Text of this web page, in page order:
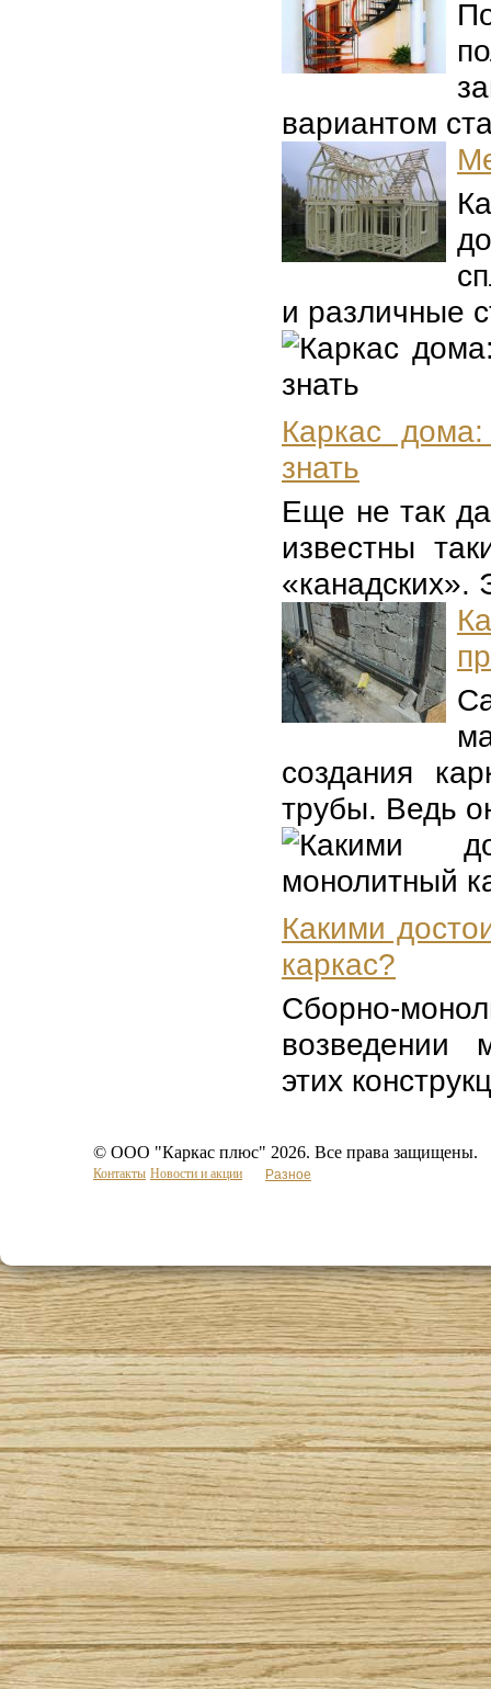
вариантом
и различные
Каркас
знать
Еще не так
известны
«канадских».
создания
трубы. Ведь
Какими
каркас?
Сборно-
возведении
этих
© ООО "Каркас плюс" 2026. Все права защищены.
Контакты Новости и акции Разное